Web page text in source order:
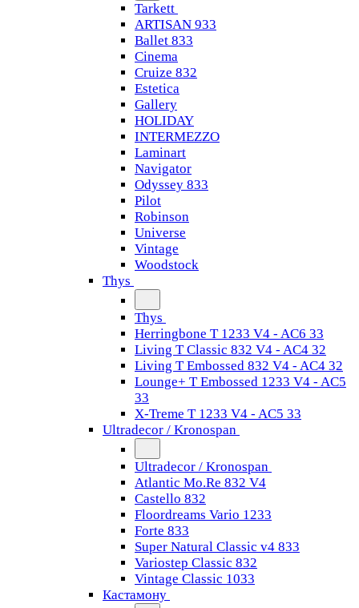
Tarkett
ARTISAN 933
Ballet 833
Cinema
Cruize 832
Estetica
Gallery
HOLIDAY
INTERMEZZO
Laminart
Navigator
Odyssey 833
Pilot
Robinson
Universe
Vintage
Woodstock
Thys
Thys
Herringbone T 1233 V4 - AC6 33
Living T Classic 832 V4 - AC4 32
Living T Embossed 832 V4 - AC4 32
Lounge+ T Embossed 1233 V4 - AC5
33
X-Treme T 1233 V4 - AC5 33
Ultradecor / Kronospan
Ultradecor / Kronospan
Atlantic Mo.Re 832 V4
Castello 832
Floordreams Vario 1233
Forte 833
Super Natural Classic v4 833
Variostep Classic 832
Vintage Classic 1033
Кастамону